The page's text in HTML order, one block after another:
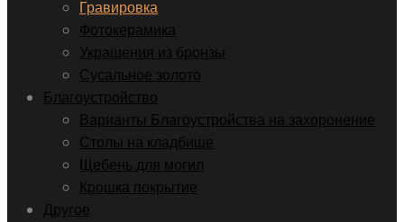
Гравировка
Фотокерамика
Украшения из бронзы
Сусальное золото
Благоустройство
Варианты Благоустройства на захоронение
Столы на кладбище
Щебень для могил
Крошка покрытие
Другое